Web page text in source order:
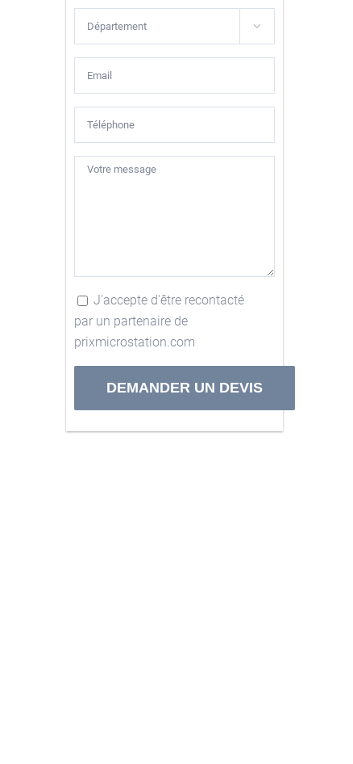

J'accepte d'être recontacté
par un partenaire de
prixmicrostation.com
Alternative: